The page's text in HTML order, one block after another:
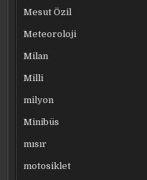
Mesut Özil
Meteoroloji
Milan
Milli
milyon
Minibüs
mısır
motosiklet